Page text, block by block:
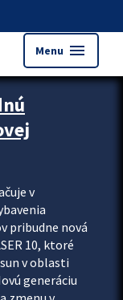
Menu menu
v
pribudne nová
10, ktoré
v oblasti
generáciu